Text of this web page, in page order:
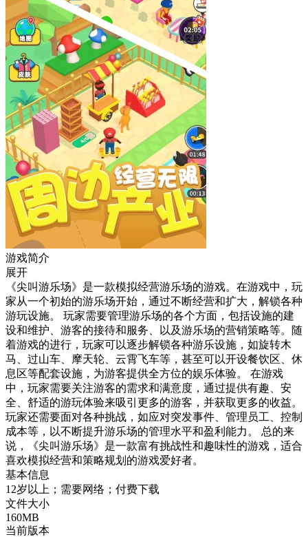
游戏简介
展开
《尖叫游乐场》是一款模拟经营游乐场的游戏。在游戏中，玩
家从一个初始的游乐场开始，通过不断经营和扩大，解锁各种
游玩设施。 玩家需要管理游乐场的各个方面，包括设施的建
设和维护、游客的接待和服务、以及游乐场的营销策略等。随
着游戏的进行，玩家可以逐步解锁各种游乐设施，如旋转木
马、过山车、摩天轮、云霄飞车等，甚至可以开设餐饮区、休
息区等配套设施，为游客提供全方位的娱乐体验。 在游戏
中，玩家需要关注游客的需求和满意度，通过提供有趣、安
全、舒适的游玩体验来吸引更多的游客，并获取更多的收益。
玩家还需要面对各种挑战，如应对突发事件、管理员工、控制
成本等，以不断提升游乐场的管理水平和盈利能力。 总的来
说，《尖叫游乐场》是一款富有挑战性和趣味性的游戏，适合
喜欢模拟经营和策略规划的游戏爱好者。
基本信息
12岁以上；需要网络；付费下载
文件大小
160MB
当前版本